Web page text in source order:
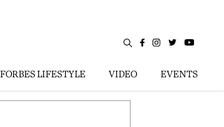
FORBES LIFESTYLE VIDEO EVENTS